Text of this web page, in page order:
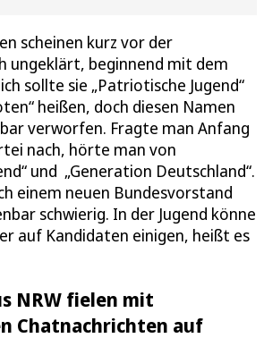
scheinen kurz vor der
ungeklärt, beginnend mit dem
sollte sie „Patriotische Jugend“
heißen, doch diesen Namen
verworfen. Fragte man Anfang
nach, hörte man von
und „Generation Deutschland“.
einem neuen Bundesvorstand
schwierig. In der Jugend könne
auf Kandidaten einigen, heißt es
NRW fielen mit
Chatnachrichten auf